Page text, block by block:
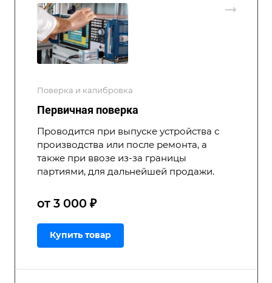
Поверка и калибровка
Первичная поверка
Проводится при выпуске устройства с
производства или после ремонта, а
также при ввозе из-за границы
партиями, для дальнейшей продажи.
от 3 000 ₽
Купить товар